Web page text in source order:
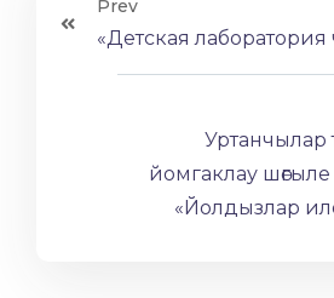
Prev
«Детская лаборатория
Уртанчылар
йомгаклау
«Йолдызлар